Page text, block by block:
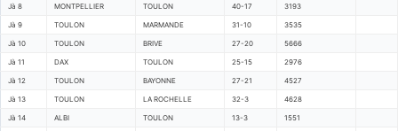
Jà 8 MONTPELLIER TOULON 40-17 3193
Jà 9 TOULON MARMANDE 31-10 3535
Jà 10 TOULON BRIVE 27-20 5666
Jà 11 DAX TOULON 25-15 2976
Jà 12 TOULON BAYONNE 27-21 4527
Jà 13 TOULON LA ROCHELLE 32-3 4628
Jà 14 ALBI TOULON 13-3 1551